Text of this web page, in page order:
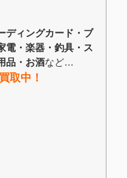
ディングカード・ブ
電・楽器・釣具・ス
品・お酒など…
取中！